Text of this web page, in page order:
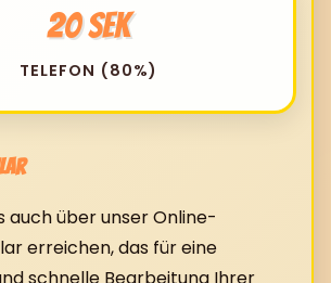
20 Sek
TELEFON (80%)
auch über unser Online-
erreichen, das für eine